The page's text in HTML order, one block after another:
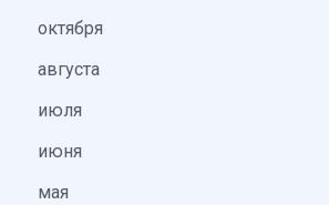
октября
августа
июля
июня
мая